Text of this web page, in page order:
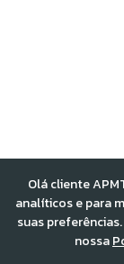
Olá cliente
analíticos e para
suas
nossa